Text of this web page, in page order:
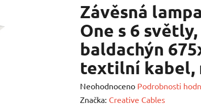
Závěsná
One s 6
baldachýn
textilní kabel,
Průměrné
hodnocení
Neohodnoceno Podrobnosti
Značka: Creative Cables